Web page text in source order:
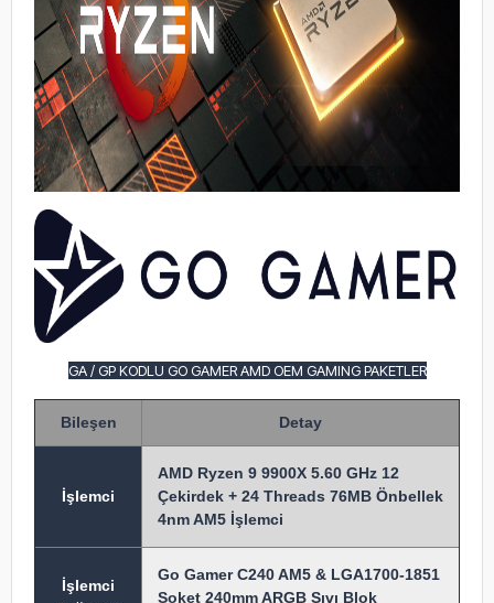
GA / GP KODLU GO GAMER AMD OEM GAMING PAKETLER
Bileşen Detay
İşlemci
AMD Ryzen 9 9900X 5.60 GHz 12
Çekirdek + 24 Threads 76MB Önbellek
4nm AM5 İşlemci
İşlemci
Go Gamer C240 AM5 & LGA1700-1851
Soket 240mm ARGB Sıvı Blok